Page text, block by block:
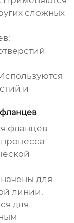
сложных
и
фланцев
для
линии.
для